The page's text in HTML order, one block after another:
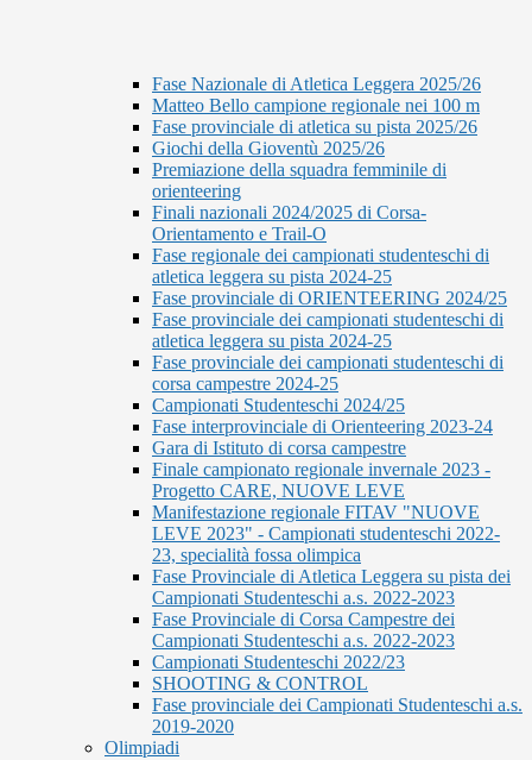
Fase Nazionale di Atletica Leggera 2025/26
Matteo Bello campione regionale nei 100 m
Fase provinciale di atletica su pista 2025/26
Giochi della Gioventù 2025/26
Premiazione della squadra femminile di
orienteering
Finali nazionali 2024/2025 di Corsa-
Orientamento e Trail-O
Fase regionale dei campionati studenteschi di
atletica leggera su pista 2024-25
Fase provinciale di ORIENTEERING 2024/25
Fase provinciale dei campionati studenteschi di
atletica leggera su pista 2024-25
Fase provinciale dei campionati studenteschi di
corsa campestre 2024-25
Campionati Studenteschi 2024/25
Fase interprovinciale di Orienteering 2023-24
Gara di Istituto di corsa campestre
Finale campionato regionale invernale 2023 -
Progetto CARE, NUOVE LEVE
Manifestazione regionale FITAV "NUOVE
LEVE 2023" - Campionati studenteschi 2022-
23, specialità fossa olimpica
Fase Provinciale di Atletica Leggera su pista dei
Campionati Studenteschi a.s. 2022-2023
Fase Provinciale di Corsa Campestre dei
Campionati Studenteschi a.s. 2022-2023
Campionati Studenteschi 2022/23
SHOOTING & CONTROL
Fase provinciale dei Campionati Studenteschi a.s.
2019-2020
Olimpiadi